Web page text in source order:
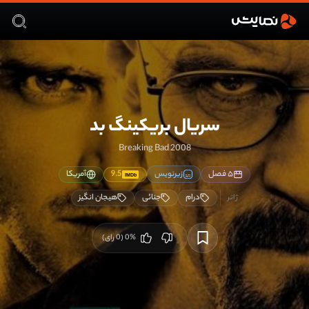
سریال بریکینگ بد
Breaking Bad 2008
۵ فصل زیرنویس IMDb
9.5
آمریکا
درام
جنائی هیجان انگیز
0%
(
0رای)